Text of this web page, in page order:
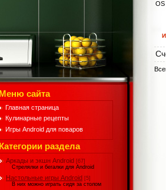
Меню сайта
Главная страница
Кулинарные рецепты
Игры Android для поваров
Категории раздела
Аркады и экшн Android [67]
Стрелялки и бегалки для Android
Настольные игры Android [5]
В них можно играть сидя за столом
OS